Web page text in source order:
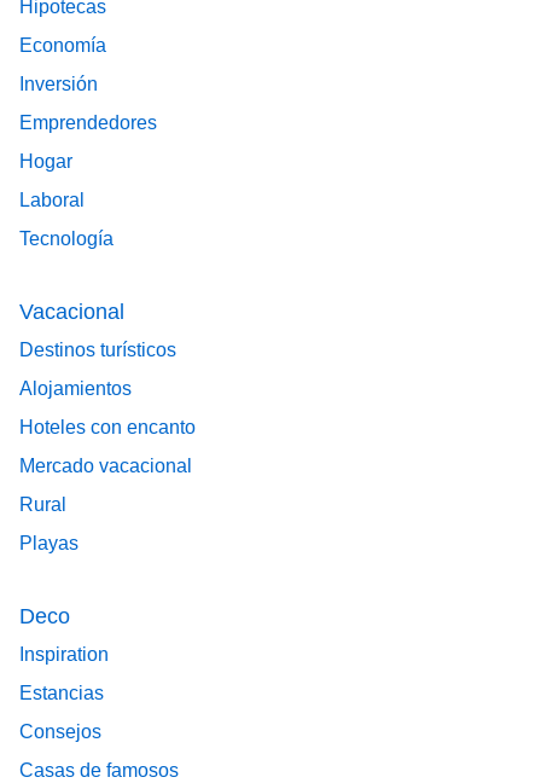
Hipotecas
Economía
Inversión
Emprendedores
Hogar
Laboral
Tecnología
Vacacional
Destinos turísticos
Alojamientos
Hoteles con encanto
Mercado vacacional
Rural
Playas
Deco
Inspiration
Estancias
Consejos
Casas de famosos